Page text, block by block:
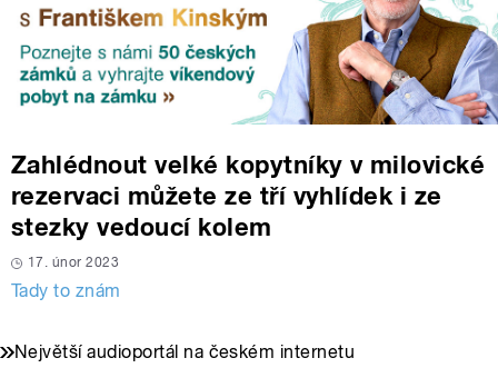
Zahlédnout velké kopytníky v milovické
rezervaci můžete ze tří vyhlídek i ze
stezky vedoucí kolem
17. únor 2023
Tady to znám
Největší audioportál na českém internetu